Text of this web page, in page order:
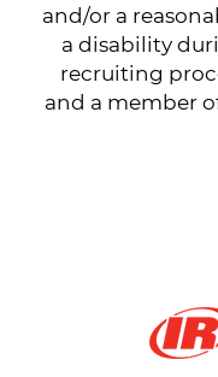
and/or a
a disability
recruiting
and a member